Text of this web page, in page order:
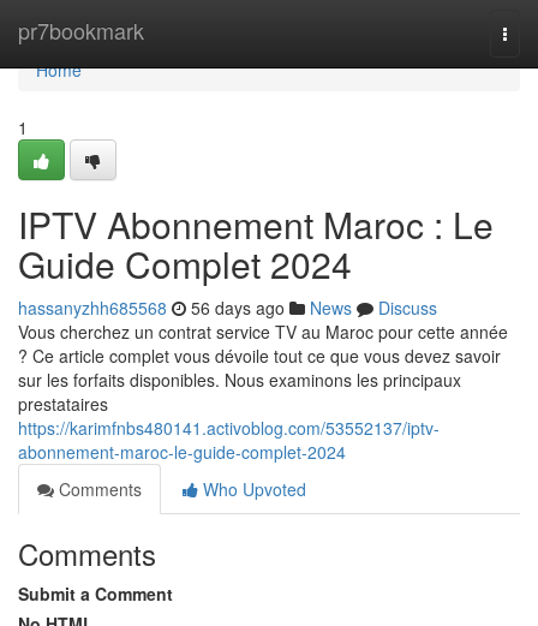
pr7bookmark
Home
Home
1
IPTV Abonnement Maroc : Le
Guide Complet 2024
hassanyzhh685568 56 days ago News
Discuss
Vous cherchez un contrat service TV au Maroc pour cette année
? Ce article complet vous dévoile tout ce que vous devez savoir
sur les forfaits disponibles. Nous examinons les principaux
prestataires
https://karimfnbs480141.activoblog.com/53552137/iptv-
abonnement-maroc-le-guide-complet-2024
Comments
Who Upvoted
Comments
Submit a Comment